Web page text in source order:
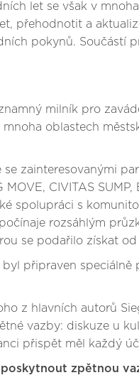
let se však v
přehodnotit a
pokynů.
milník pro
oblastech
zainteresovanými
CIVITAS
spolupráci s
rozsáhlým
se podařilo získat
připraven
z hlavních autorů
vazby: diskuze u
přispět měl každý
zpětnou